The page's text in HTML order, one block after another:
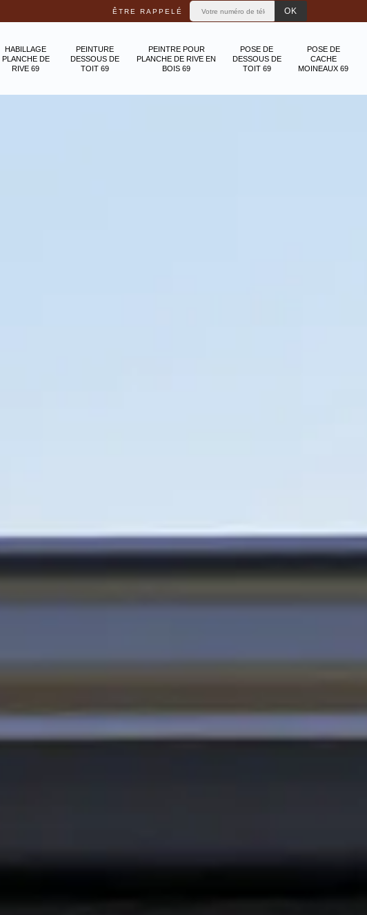
ÊTRE RAPPELÉ
HABILLAGE
PLANCHE DE
RIVE 69
PEINTURE
DESSOUS DE
TOIT 69
PEINTRE POUR
PLANCHE DE RIVE EN
BOIS 69
POSE DE
DESSOUS DE
TOIT 69
POSE DE
CACHE
MOINEAUX 69